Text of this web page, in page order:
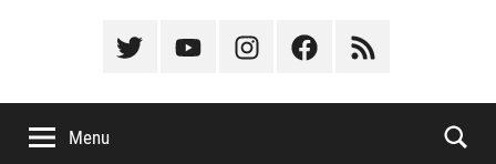
Élément
menu
Élément
menu
Élément
menu
Élément
menu
Élément
menu
Menu